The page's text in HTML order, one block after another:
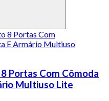
Portas Com Cômoda
Multiuso Lite